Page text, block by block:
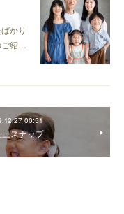
かり
ご紹…
00:51
三スナップ